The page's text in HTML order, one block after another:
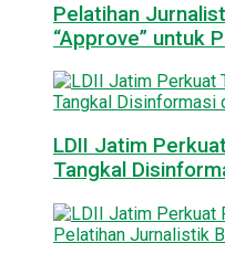
Pelatihan
“Approve” untuk
LDII Jatim
Tangkal